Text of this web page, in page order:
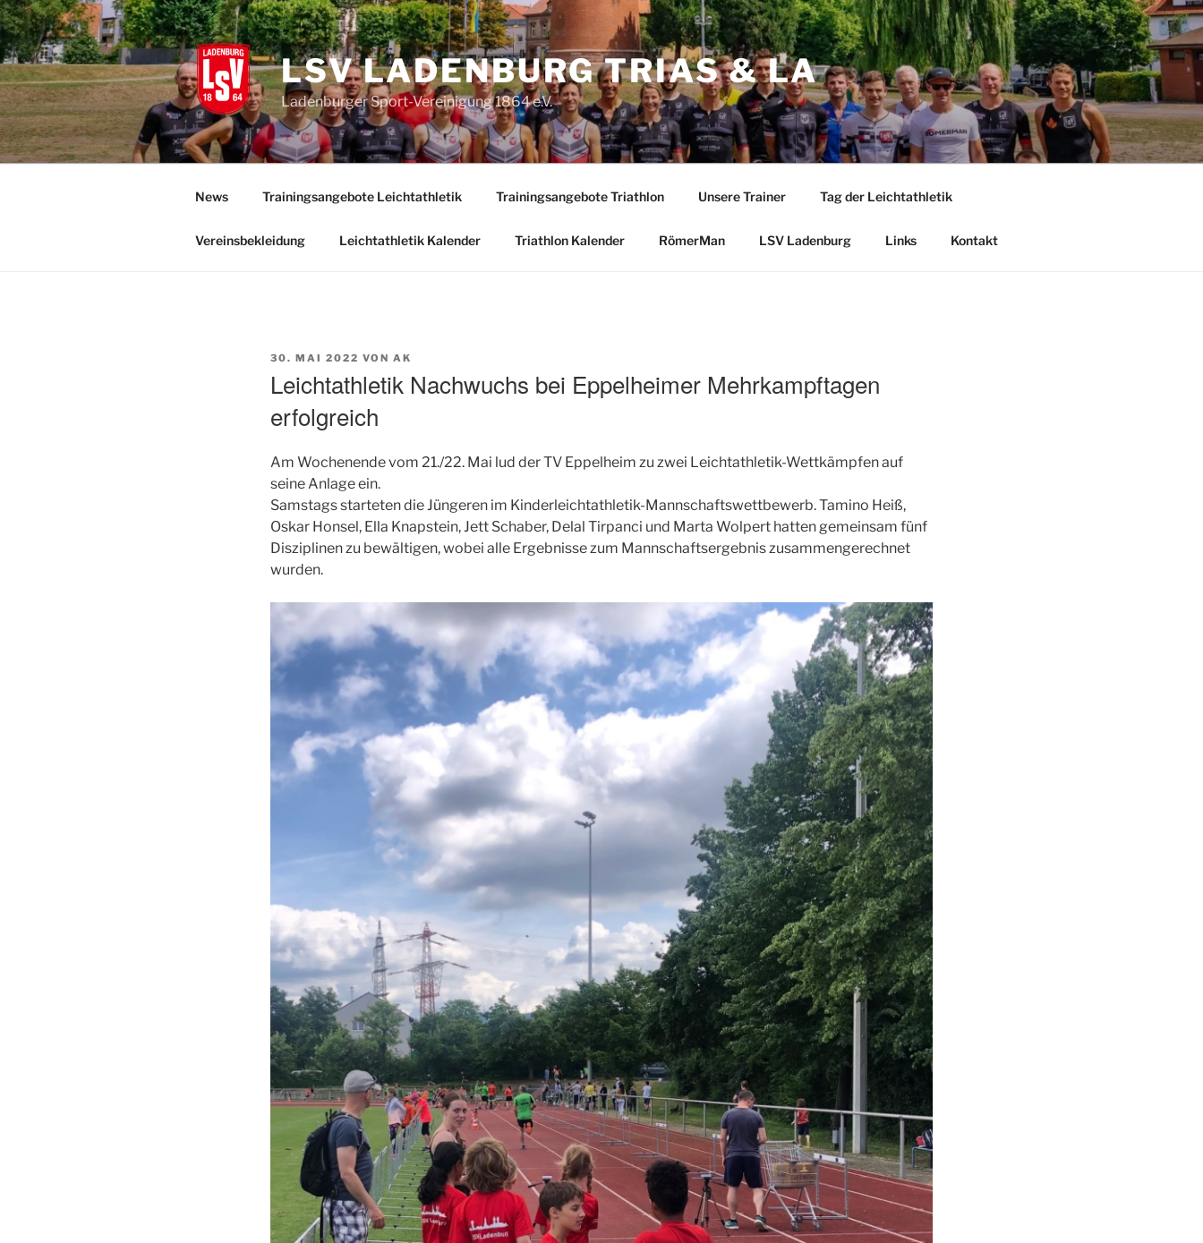
Zum
Inhalt
springen
LSV LADENBURG TRIAS & LA
Ladenburger Sport-Vereinigung 1864 e.V.
News Trainingsangebote Leichtathletik Trainingsangebote Triathlon Unsere Trainer Tag der Leichtathletik
Vereinsbekleidung Leichtathletik Kalender Triathlon Kalender RömerMan LSV Ladenburg Links Kontakt
VERÖFFENTLICHT
30. MAI 2022 VON AK
Leichtathletik Nachwuchs bei Eppelheimer Mehrkampftagen
erfolgreich
Am Wochenende vom 21./22. Mai lud der TV Eppelheim zu zwei Leichtathletik-Wettkämpfen auf
seine Anlage ein.
Samstags starteten die Jüngeren im Kinderleichtathletik-Mannschaftswettbewerb. Tamino Heiß,
Oskar Honsel, Ella Knapstein, Jett Schaber, Delal Tirpanci und Marta Wolpert hatten gemeinsam fünf
Disziplinen zu bewältigen, wobei alle Ergebnisse zum Mannschaftsergebnis zusammengerechnet
wurden.